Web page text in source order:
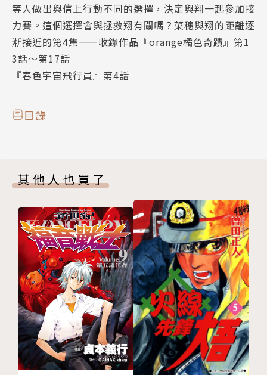
等人做出與信上行動不同的選擇，決定與翔一起參加接
力賽。這個選擇會與拯救翔有關嗎？菜穗與翔的距離逐
漸接近的第4集——收錄作品『orange橘色奇蹟』第1
3話～第17話
『春色宇宙飛行員』第4話
目錄
其他人也買了